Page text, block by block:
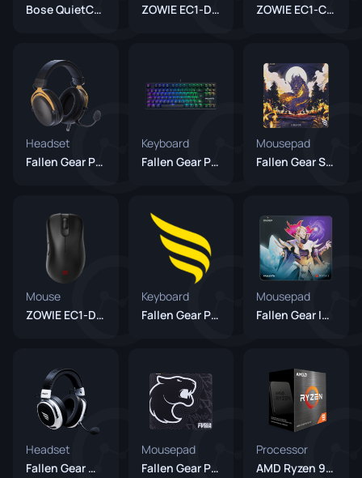
Bose QuietComfort 20
ZOWIE EC1-DW
ZOWIE EC1-CW
Headset
Fallen Gear Pantera Pro Preto
Keyboard
Fallen Gear Pantera TKL Keyboard
Mousepad
Fallen Gear SkyDragon
Mouse
ZOWIE EC1-DW (Unreleased)
Keyboard
Fallen Gear Pink Keyboard (Unreleased)
Mousepad
Fallen Gear Invoker
Headset
Fallen Gear Morcego Pro Wireless
Mousepad
Fallen Gear Pantera Pro Furia Edition
Processor
AMD Ryzen 9 5950X